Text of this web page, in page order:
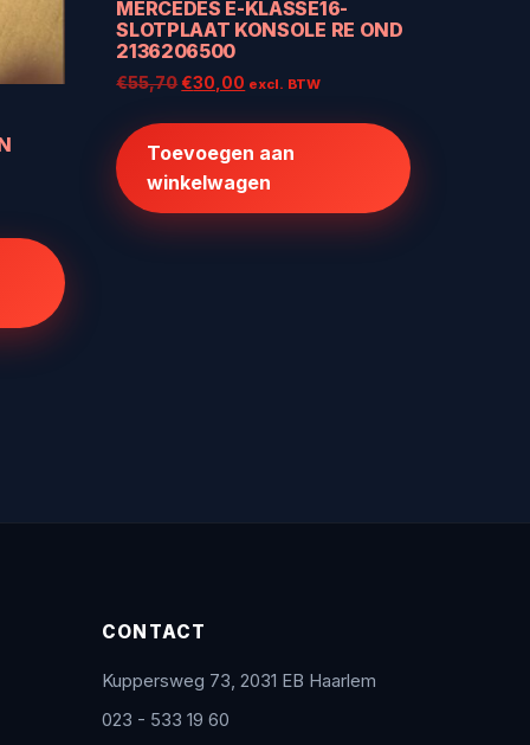
MERCEDES E-KLASSE16-
SLOTPLAAT KONSOLE RE OND
2136206500
€55,70Oorspronkelijke
€55,70.
€30,00 Huidige
€30,00.
excl. BTW
Toevoegen aan
winkelwagen
CONTACT
Kuppersweg 73, 2031 EB Haarlem
023 - 533 19 60